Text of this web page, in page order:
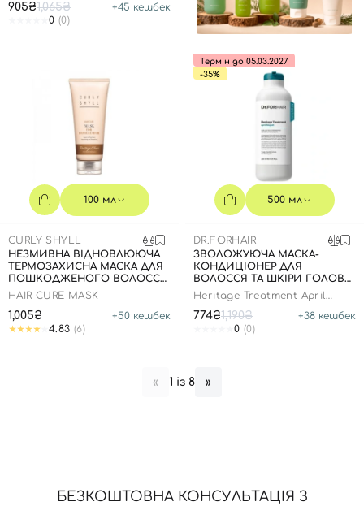
905₴1,065₴ +45 кешбек
0 (0)
100 мл
CURLY SHYLL
НЕЗМИВНА ВІДНОВЛЮЮЧА
ТЕРМОЗАХИСНА МАСКА ДЛЯ
ПОШКОДЖЕНОГО ВОЛОССЯ
, 100 МЛ
HAIR CURE MASK
1,005₴ +50 кешбек
4.83 (6)
Термін до 05.03.2027
-35%
500 мл
DR.FORHAIR
ЗВОЛОЖУЮЧА МАСКА-
КОНДИЦІОНЕР ДЛЯ
ВОЛОССЯ ТА ШКІРИ ГОЛОВИ,
500 МЛ
Heritage Treatment April
774₴1,190₴ +38 кешбек
0 (0)
« 1 із 8 »
БЕЗКОШТОВНА КОНСУЛЬТАЦІЯ З